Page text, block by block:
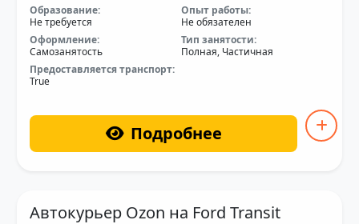
Образование:
Не требуется
Опыт работы:
Не обязателен
Оформление:
Самозанятость
Тип занятости:
Полная, Частичная
Предоставляется транспорт:
True
Подробнее
Автокурьер Ozon на Ford Transit